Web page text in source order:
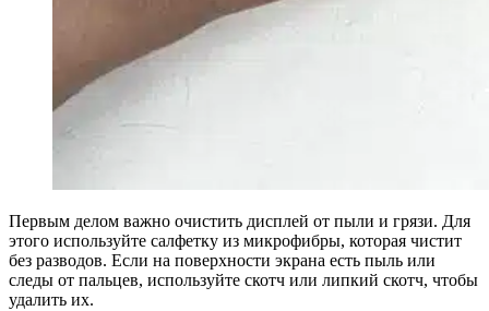
Первым делом важно очистить дисплей от пыли и грязи. Для
этого используйте салфетку из микрофибры, которая чистит
без разводов. Если на поверхности экрана есть пыль или
следы от пальцев, используйте скотч или липкий скотч, чтобы
удалить их.